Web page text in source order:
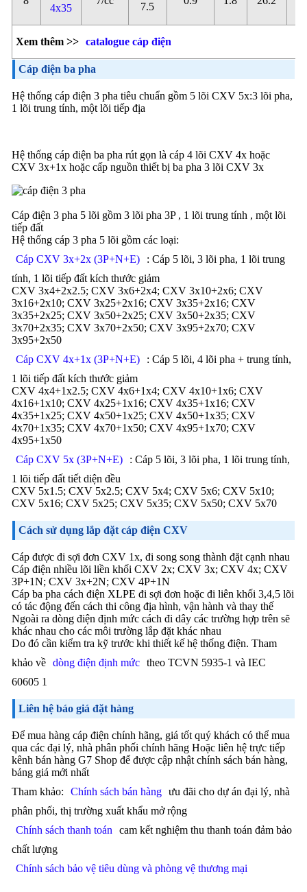
4x35
7.5
Xem thêm >> catalogue cáp điện
Cáp điện ba pha
Hệ thống cáp điện 3 pha tiêu chuẩn gồm 5 lõi CXV 5x:3 lõi pha,
1 lõi trung tính, một lõi tiếp địa
Hệ thống cáp điện ba pha rút gọn là cáp 4 lõi CXV 4x hoặc
CXV 3x+1x hoặc cấp nguồn thiết bị ba pha 3 lõi CXV 3x
Cáp điện 3 pha 5 lõi gồm 3 lõi pha 3P , 1 lõi trung tính , một lõi
tiếp đất
Hệ thống cáp 3 pha 5 lõi gồm các loại:
Cáp CXV 3x+2x (3P+N+E)
: Cáp 5 lõi, 3 lõi pha, 1 lõi trung
tính, 1 lõi tiếp đất kích thước giảm
CXV 3x4+2x2.5; CXV 3x6+2x4; CXV 3x10+2x6; CXV
3x16+2x10; CXV 3x25+2x16; CXV 3x35+2x16; CXV
3x35+2x25; CXV 3x50+2x25; CXV 3x50+2x35; CXV
3x70+2x35; CXV 3x70+2x50; CXV 3x95+2x70; CXV
3x95+2x50
Cáp CXV 4x+1x (3P+N+E)
: Cáp 5 lõi, 4 lõi pha + trung tính,
1 lõi tiếp đất kích thước giảm
CXV 4x4+1x2.5; CXV 4x6+1x4; CXV 4x10+1x6; CXV
4x16+1x10; CXV 4x25+1x16; CXV 4x35+1x16; CXV
4x35+1x25; CXV 4x50+1x25; CXV 4x50+1x35; CXV
4x70+1x35; CXV 4x70+1x50; CXV 4x95+1x70; CXV
4x95+1x50
Cáp CXV 5x (3P+N+E)
: Cáp 5 lõi, 3 lõi pha, 1 lõi trung tính,
1 lõi tiếp đất tiết diện đều
CXV 5x1.5; CXV 5x2.5; CXV 5x4; CXV 5x6; CXV 5x10;
CXV 5x16; CXV 5x25; CXV 5x35; CXV 5x50; CXV 5x70
Cách sử dụng lắp đặt cáp điện CXV
Cáp được đi sợi đơn CXV 1x, đi song song thành đặt cạnh nhau
Cáp điện nhiều lõi liền khối CXV 2x; CXV 3x; CXV 4x; CXV
3P+1N; CXV 3x+2N; CXV 4P+1N
Cáp ba pha cách điện XLPE đi sợi đơn hoặc đi liên khối 3,4,5 lõi
có tác động đến cách thi công địa hình, vận hành và thay thế
Ngoài ra dòng điện định mức cách đi dây các trường hợp trên sẽ
khác nhau cho các môi trường lắp đặt khác nhau
Do đó cần kiểm tra kỹ trước khi thiết kế hệ thống điện. Tham
khảo về dòng điện định mức
theo TCVN 5935-1 và IEC
60605 1
Liên hệ báo giá đặt hàng
Để mua hàng cáp điện chính hãng, giá tốt quý khách có thể mua
qua các đại lý, nhà phân phối chính hãng Hoặc liên hệ trực tiếp
kênh bán hàng G7 Shop để được cập nhật chính sách bán hàng,
bảng giá mới nhất
Tham khảo:
Chính sách bán hàng
ưu đãi cho dự án đại lý, nhà
phân phối, thị trường xuất khẩu mở rộng
Chính sách thanh toán
cam kết nghiệm thu thanh toán đảm bảo
chất lượng
Chính sách bảo vệ tiêu dùng và phòng vệ thương mại